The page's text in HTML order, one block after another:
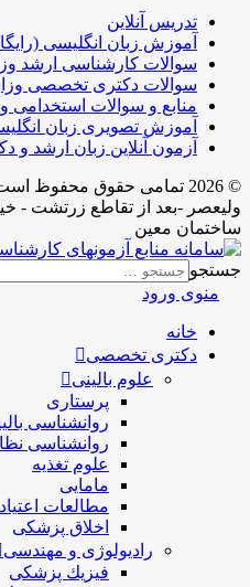
تدریس آنلاین
آموزش زبان انگلیسی
سوالات کارشناسی ارشد
سوالات دکتری تخصصی
منابع و سوالات استخدامی
آموزش تصویری زبان
آزمون آنلاین زبان ارشد و
© 2026 تمامی حقوق محفوظ
ساختمان معین
جستجو
منوی ورود
خانه
دکتری تخصصی
علوم بالینی
پرستاری
روانشناسی
روانشناسی
علوم تغذیه
مامایی
مطالعات اعتیاد
اخلاق پزشکی
رادیولوژی و مهندسی
فيزيك پزشکی